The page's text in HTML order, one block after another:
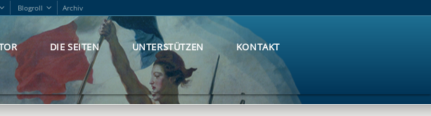
Blogroll Archiv
DIE SEITEN UNTERSTÜTZEN KONTAKT
Blogroll Archiv
DIE SEITEN UNTERSTÜTZEN KONTAKT